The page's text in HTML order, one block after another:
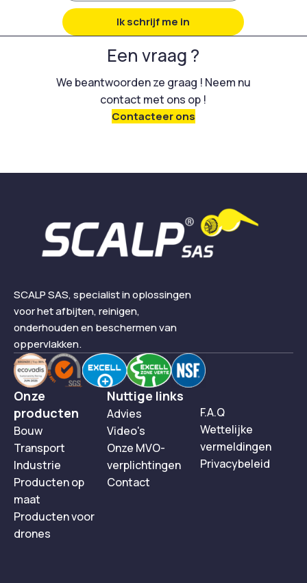
Ik schrijf me in
Een vraag ?
We beantwoorden ze graag ! Neem nu
contact met ons op !
Contacteer ons
SCALP SAS, specialist in oplossingen
voor het afbijten, reinigen,
onderhouden en beschermen van
oppervlakken.
Onze
producten
Bouw
Transport
Industrie
Producten op
maat
Producten voor
drones
Nuttige links
Advies
Video's
Onze MVO-
verplichtingen
Contact
F.A.Q
Wettelijke
vermeldingen
Privacybeleid